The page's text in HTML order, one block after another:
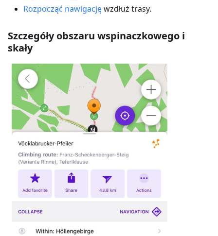
Rozpocząć nawigacjęwzdłuż trasy.
Szczegóły obszaru wspinaczkowego i
skały